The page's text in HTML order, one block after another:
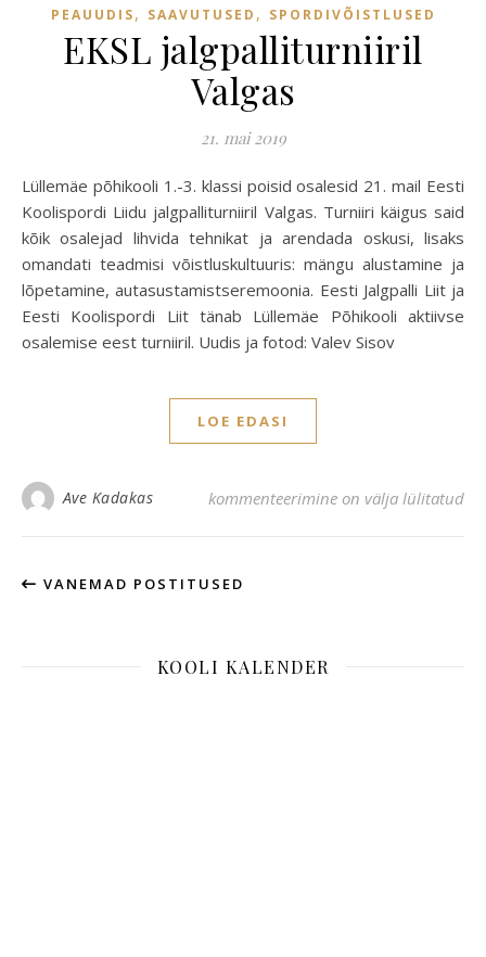
PEAUUDIS, SAAVUTUSED , SPORDIVÕISTLUSED
EKSL jalgpalliturniiril
Valgas
21. mai 2019
Lüllemäe põhikooli 1.-3. klassi poisid osalesid 21. mail Eesti
Koolispordi Liidu jalgpalliturniiril Valgas. Turniiri käigus said
kõik osalejad lihvida tehnikat ja arendada oskusi, lisaks
omandati teadmisi võistluskultuuris: mängu alustamine ja
lõpetamine, autasustamistseremoonia. Eesti Jalgpalli Liit ja
Eesti Koolispordi Liit tänab Lüllemäe Põhikooli aktiivse
osalemise eest turniiril. Uudis ja fotod: Valev Sisov
LOE EDASI
Ave Kadakas EKSL jalgpalliturniiril Valgas
kommenteerimine on välja lülitatud
VANEMAD POSTITUSED
KOOLI KALENDER